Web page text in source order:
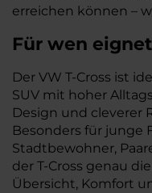
erreichen können –
Für wen
Der VW T-Cross ist
SUV mit hoher
Design und cleverer
Besonders für junge
Stadtbewohner,
der T-Cross genau
Übersicht, Komfort